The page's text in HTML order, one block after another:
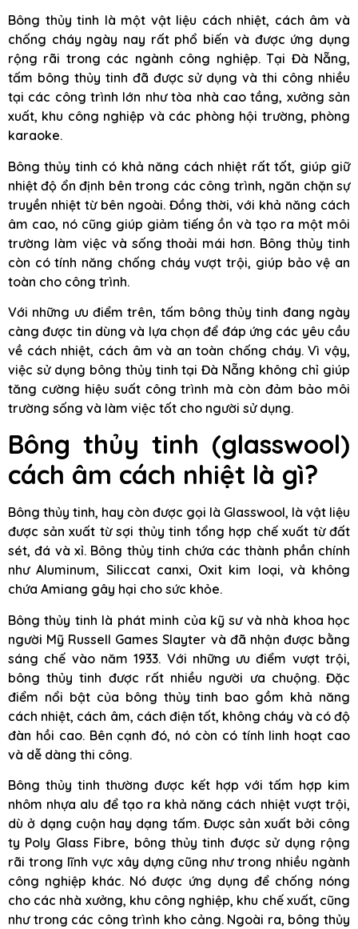
Bông thủy tinh là một vật liệu cách nhiệt, cách âm và
chống cháy ngày nay rất phổ biến và được ứng dụng
rộng rãi trong các ngành công nghiệp. Tại Đà Nẵng,
tấm bông thủy tinh đã được sử dụng và thi công nhiều
tại các công trình lớn như tòa nhà cao tầng, xưởng sản
xuất, khu công nghiệp và các phòng hội trường, phòng
karaoke.
Bông thủy tinh có khả năng cách nhiệt rất tốt, giúp giữ
nhiệt độ ổn định bên trong các công trình, ngăn chặn sự
truyền nhiệt từ bên ngoài. Đồng thời, với khả năng cách
âm cao, nó cũng giúp giảm tiếng ồn và tạo ra một môi
trường làm việc và sống thoải mái hơn. Bông thủy tinh
còn có tính năng chống cháy vượt trội, giúp bảo vệ an
toàn cho công trình.
Với những ưu điểm trên, tấm bông thủy tinh đang ngày
càng được tin dùng và lựa chọn để đáp ứng các yêu cầu
về cách nhiệt, cách âm và an toàn chống cháy. Vì vậy,
việc sử dụng bông thủy tinh tại Đà Nẵng không chỉ giúp
tăng cường hiệu suất công trình mà còn đảm bảo môi
trường sống và làm việc tốt cho người sử dụng.
Bông thủy tinh (glasswool)
cách âm cách nhiệt là gì?
Bông thủy tinh, hay còn được gọi là Glasswool, là vật liệu
được sản xuất từ sợi thủy tinh tổng hợp chế xuất từ đất
sét, đá và xỉ. Bông thủy tinh chứa các thành phần chính
như Aluminum, Siliccat canxi, Oxit kim loại, và không
chứa Amiang gây hại cho sức khỏe.
Bông thủy tinh là phát minh của kỹ sư và nhà khoa học
người Mỹ Russell Games Slayter và đã nhận được bằng
sáng chế vào năm 1933. Với những ưu điểm vượt trội,
bông thủy tinh được rất nhiều người ưa chuộng. Đặc
điểm nổi bật của bông thủy tinh bao gồm khả năng
cách nhiệt, cách âm, cách điện tốt, không cháy và có độ
đàn hồi cao. Bên cạnh đó, nó còn có tính linh hoạt cao
và dễ dàng thi công.
Bông thủy tinh thường được kết hợp với tấm hợp kim
nhôm nhựa alu để tạo ra khả năng cách nhiệt vượt trội,
dù ở dạng cuộn hay dạng tấm. Được sản xuất bởi công
ty Poly Glass Fibre, bông thủy tinh được sử dụng rộng
rãi trong lĩnh vực xây dựng cũng như trong nhiều ngành
công nghiệp khác. Nó được ứng dụng để chống nóng
cho các nhà xưởng, khu công nghiệp, khu chế xuất, cũng
như trong các công trình kho cảng. Ngoài ra, bông thủy